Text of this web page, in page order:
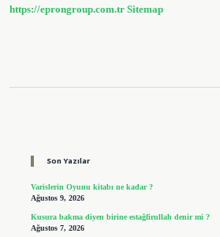
https://eprongroup.com.tr Sitemap
Son Yazılar
Varislerin Oyunu kitabı ne kadar ?
Ağustos 9, 2026
Kusura bakma diyen birine estağfirullah denir mi ?
Ağustos 7, 2026